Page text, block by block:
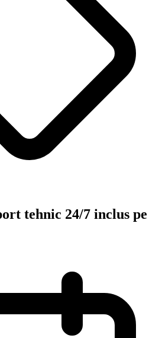
tehnic 24/7 inclus pe